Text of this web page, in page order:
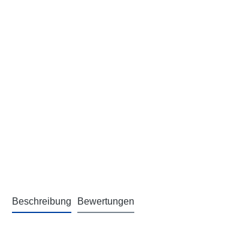
Beschreibung Bewertungen